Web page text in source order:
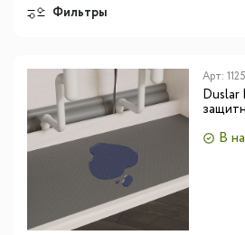
Фильтры
Арт:
Duslar
серый
В